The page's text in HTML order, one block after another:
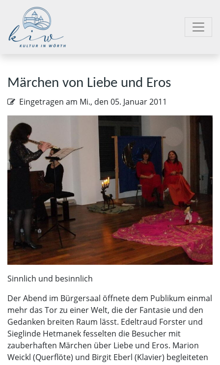
Märchen von Liebe und Eros
Eingetragen am Mi., den 05. Januar 2011
Sinnlich und besinnlich
Der Abend im Bürgersaal öffnete dem Publikum einmal
mehr das Tor zu einer Welt, die der Fantasie und den
Gedanken breiten Raum lässt. Edeltraud Forster und
Sieglinde Hetmanek fesselten die Besucher mit
zauberhaften Märchen über Liebe und Eros. Marion
Weickl (Querflöte) und Birgit Eberl (Klavier) begleiteten